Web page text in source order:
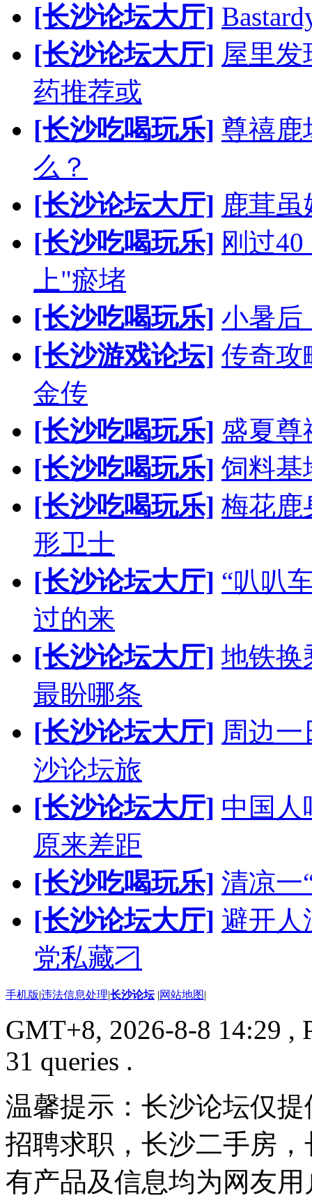
[长沙论坛大厅]
[长沙论坛大厅] 屋里
药推荐或
[长沙吃喝玩乐] 尊禧鹿
么？
[长沙论坛大厅] 鹿茸
[长沙吃喝玩乐] 刚过
上"瘀堵
[长沙吃喝玩乐] 小暑后
[长沙游戏论坛] 传奇攻
金传
[长沙吃喝玩乐] 盛夏尊
[长沙吃喝玩乐] 饲料基
[长沙吃喝玩乐] 梅花鹿
形卫士
[长沙论坛大厅] “叭叭
过的来
[长沙论坛大厅] 地铁换
最盼哪条
[长沙论坛大厅] 周边
沙论坛旅
[长沙论坛大厅] 中国人
原来差距
[长沙吃喝玩乐] 清凉一
[长沙论坛大厅] 避开人
党私藏刁
手机版|违法信息处理|长沙论坛 |网站地图|
GMT+8, 2026-8-8 14:29 ,
31 queries .
温馨提示：长沙论坛仅
招聘求职，长沙二手房
有产品及信息均为网友